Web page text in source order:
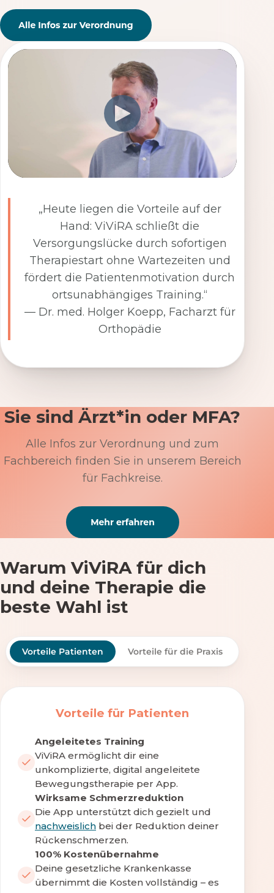
„Heute liegen die Vorteile auf der
Hand: ViViRA schließt die
Versorgungslücke durch sofortigen
Therapiestart ohne Wartezeiten und
fördert die Patientenmotivation durch
ortsunabhängiges Training.“
— Dr. med. Holger Koepp, Facharzt für
Orthopädie
Sie sind Ärzt*in oder MFA?
Alle Infos zur Verordnung und zum
Fachbereich finden Sie in unserem Bereich
für Fachkreise.
Warum ViViRA für dich
und deine Therapie die
beste Wahl ist
Vorteile Patienten Vorteile für die Praxis
Vorteile für Patienten
Angeleitetes Training
ViViRA ermöglicht dir eine
unkomplizierte, digital angeleitete
Bewegungstherapie per App.
Wirksame Schmerzreduktion
Die App unterstützt dich gezielt und
nachweislich bei der Reduktion deiner
Rückenschmerzen.
100% Kostenübernahme
Deine gesetzliche Krankenkasse
übernimmt die Kosten vollständig – es